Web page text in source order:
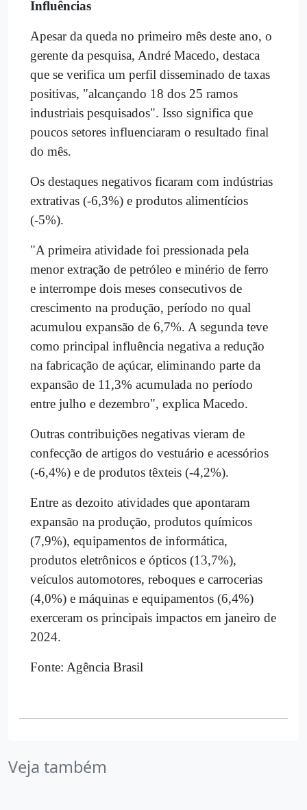
Influências
Apesar da queda no primeiro mês deste ano, o
gerente da pesquisa, André Macedo, destaca
que se verifica um perfil disseminado de taxas
positivas, "alcançando 18 dos 25 ramos
industriais pesquisados". Isso significa que
poucos setores influenciaram o resultado final
do mês.
Os destaques negativos ficaram com indústrias
extrativas (-6,3%) e produtos alimentícios
(-5%).
"A primeira atividade foi pressionada pela
menor extração de petróleo e minério de ferro
e interrompe dois meses consecutivos de
crescimento na produção, período no qual
acumulou expansão de 6,7%. A segunda teve
como principal influência negativa a redução
na fabricação de açúcar, eliminando parte da
expansão de 11,3% acumulada no período
entre julho e dezembro", explica Macedo.
Outras contribuições negativas vieram de
confecção de artigos do vestuário e acessórios
(-6,4%) e de produtos têxteis (-4,2%).
Entre as dezoito atividades que apontaram
expansão na produção, produtos químicos
(7,9%), equipamentos de informática,
produtos eletrônicos e ópticos (13,7%),
veículos automotores, reboques e carrocerias
(4,0%) e máquinas e equipamentos (6,4%)
exerceram os principais impactos em janeiro de
2024.
Fonte: Agência Brasil
Veja também